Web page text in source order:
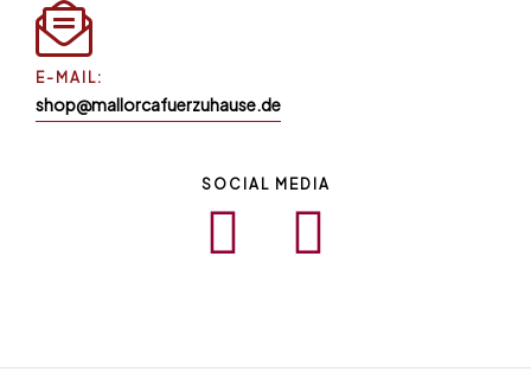
E-MAIL:
shop@mallorcafuerzuhause.de
SOCIAL MEDIA